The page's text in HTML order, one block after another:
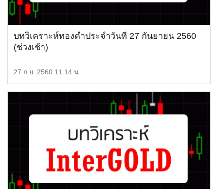
บทวิเคราะห์ทองคำประจำวันที่ 27 กันยายน 2560
(ช่วงเช้า)
27 ก.ย. 2560 11.14 น.